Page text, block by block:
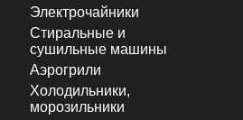
Электрочайники
Стиральные и
сушильные машины
Аэрогрили
Холодильники,
морозильники